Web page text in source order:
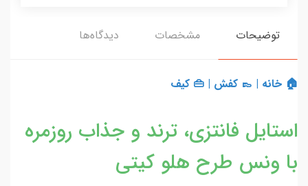
توضیحات مشخصات دیدگاه‌ها
🏠 خانه | 👞 کفش | 👜 کیف
استایل فانتزی، ترند و جذاب روزمره
با ونس طرح هلو کیتی